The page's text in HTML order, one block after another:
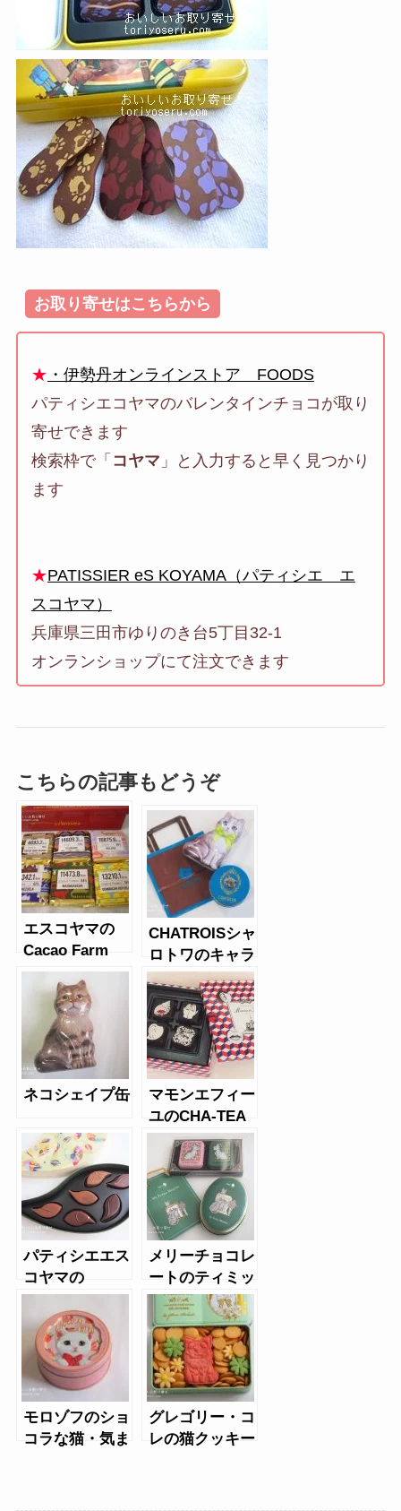
お取り寄せはこちらから
★ ・伊勢丹オンラインストア FOODS
パティシエコヤマのバレンタインチョコが取り
寄せできます
検索枠で「 コヤマ 」と入力すると早く見つかり
ます
★PATISSIER eS KOYAMA（パティシエ エ
スコヤマ）
兵庫県三田市ゆりのき台5丁目32-1
オンランショップにて注文できます
こちらの記事もどうぞ
エスコヤマの
Cacao Farm
CHATROISシャ
ロトワのキャラ
ットショコラ、
プティフィナン
シェ
ネコシェイプ缶
マモンエフィー
ユのCHA-TEA
chocola
パティシエエス
コヤマの
Official Tea
Fukaborism
メリーチョコレ
ートのティミッ
ド・ミネットク
プル
モロゾフのショ
コラな猫・気ま
グレゴリー・コ
レの猫クッキー